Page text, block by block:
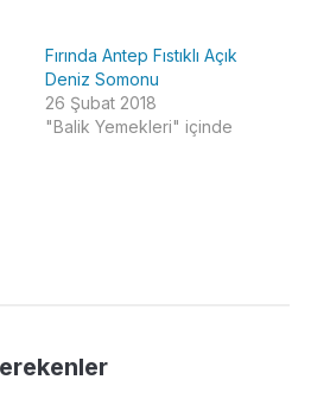
Fırında Antep Fıstıklı Açık
Deniz Somonu
26 Şubat 2018
"Balik Yemekleri" içinde